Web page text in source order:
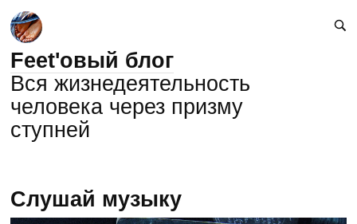
Feet'овый блог
Вся жизнедеятельность
человека через призму
ступней
Слушай музыку